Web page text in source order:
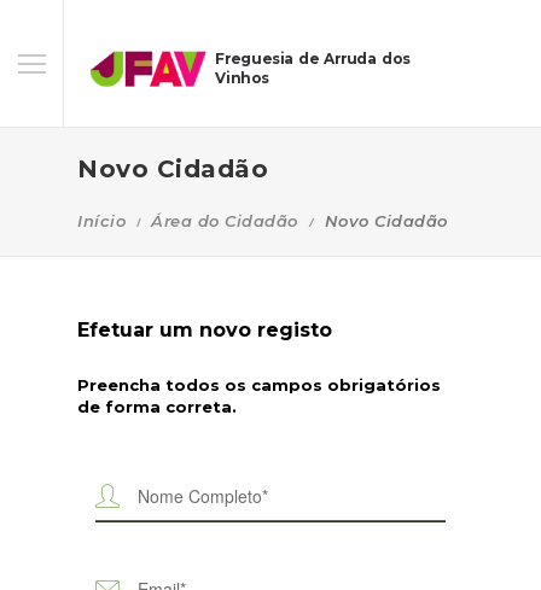
Freguesia de Arruda dos
Vinhos
Novo Cidadão
Início Área do Cidadão Novo Cidadão
Efetuar um novo registo
Preencha todos os campos obrigatórios
de forma correta.